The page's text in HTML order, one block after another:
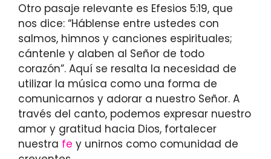
Otro pasaje relevante es Efesios 5:19, que
nos dice: “Háblense entre ustedes con
salmos, himnos y canciones espirituales;
cántenle y alaben al Señor de todo
corazón”. Aquí se resalta la necesidad de
utilizar la música como una forma de
comunicarnos y adorar a nuestro Señor. A
través del canto, podemos expresar nuestro
amor y gratitud hacia Dios, fortalecer
nuestra fe y unirnos como comunidad de